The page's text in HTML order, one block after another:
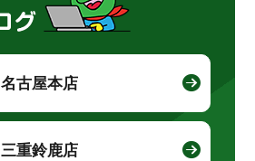
名古屋本店
三重鈴鹿店